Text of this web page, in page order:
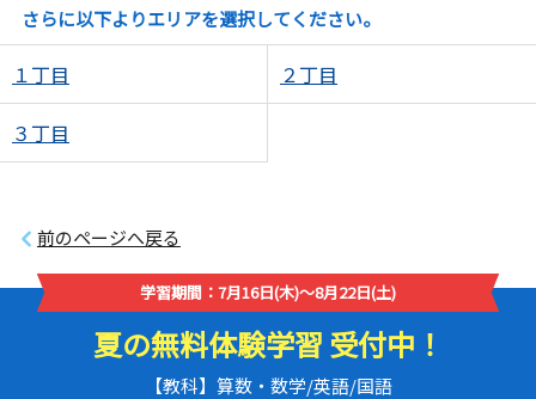
さらに以下よりエリアを選択してください。
１丁目 ２丁目
３丁目
前のページへ戻る
学習期間：7月16日(木)～8月22日(土)
夏の無料体験学習 受付中！
【教科】算数・数学/英語/国語